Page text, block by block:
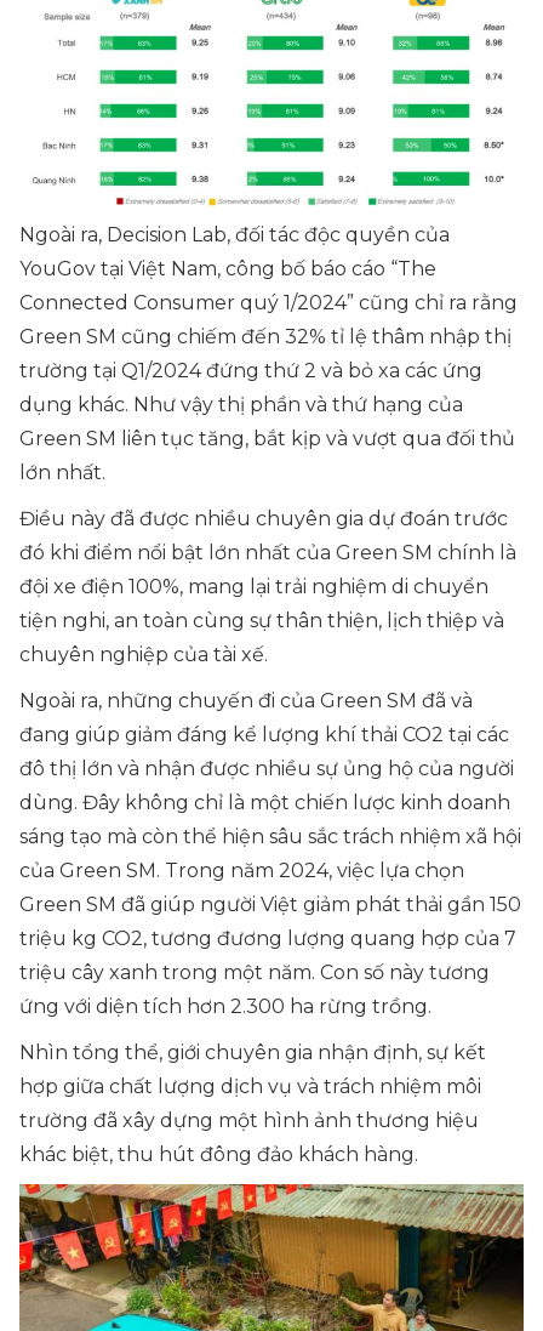
Ngoài ra, Decision Lab, đối tác độc quyền của
YouGov tại Việt Nam, công bố báo cáo “The
Connected Consumer quý 1/2024” cũng chỉ ra rằng
Green SM cũng chiếm đến 32% tỉ lệ thâm nhập thị
trường tại Q1/2024 đứng thứ 2 và bỏ xa các ứng
dụng khác. Như vậy thị phần và thứ hạng của
Green SM liên tục tăng, bắt kịp và vượt qua đối thủ
lớn nhất.
Điều này đã được nhiều chuyên gia dự đoán trước
đó khi điểm nổi bật lớn nhất của Green SM chính là
đội xe điện 100%, mang lại trải nghiệm di chuyển
tiện nghi, an toàn cùng sự thân thiện, lịch thiệp và
chuyên nghiệp của tài xế.
Ngoài ra, những chuyến đi của Green SM đã và
đang giúp giảm đáng kể lượng khí thải CO2 tại các
đô thị lớn và nhận được nhiều sự ủng hộ của người
dùng. Đây không chỉ là một chiến lược kinh doanh
sáng tạo mà còn thể hiện sâu sắc trách nhiệm xã hội
của Green SM. Trong năm 2024, việc lựa chọn
Green SM đã giúp người Việt giảm phát thải gần 150
triệu kg CO2, tương đương lượng quang hợp của 7
triệu cây xanh trong một năm. Con số này tương
ứng với diện tích hơn 2.300 ha rừng trồng.
Nhìn tổng thể, giới chuyên gia nhận định, sự kết
hợp giữa chất lượng dịch vụ và trách nhiệm môi
trường đã xây dựng một hình ảnh thương hiệu
khác biệt, thu hút đông đảo khách hàng.